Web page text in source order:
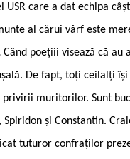
USR care a dat echipa
al cărui vârf este
poețiii visează că au
De fapt, toți ceilalți
privirii muritorilor. Sunt
Spiridon și Constantin.
tuturor confraților